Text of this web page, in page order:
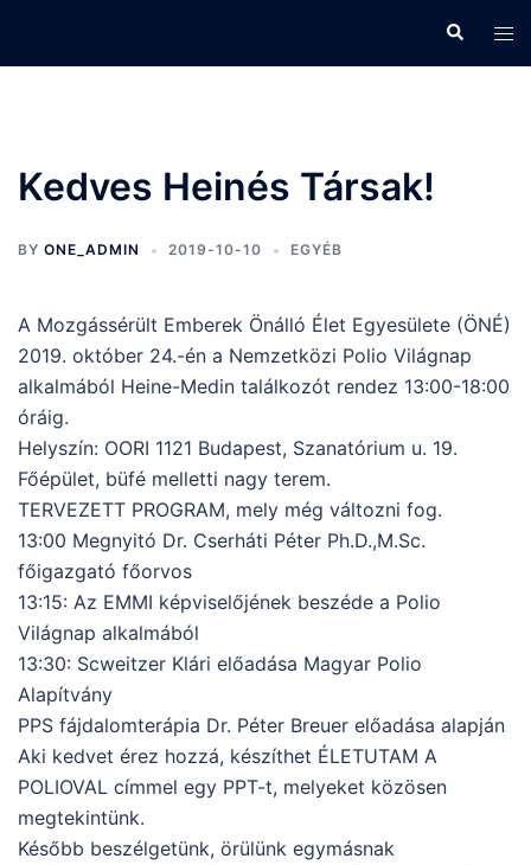
Search
Kedves Heinés Társak!
BY ONE_ADMIN 2019-10-10 EGYÉB
A Mozgássérült Emberek Önálló Élet Egyesülete (ÖNÉ)
2019. október 24.-én a Nemzetközi Polio Világnap
alkalmából Heine-Medin találkozót rendez 13:00-18:00
óráig.
Helyszín: OORI 1121 Budapest, Szanatórium u. 19.
Főépület, büfé melletti nagy terem.
TERVEZETT PROGRAM, mely még változni fog.
13:00 Megnyitó Dr. Cserháti Péter Ph.D.,M.Sc.
főigazgató főorvos
13:15: Az EMMI képviselőjének beszéde a Polio
Világnap alkalmából
13:30: Scweitzer Klári előadása Magyar Polio
Alapítvány
PPS fájdalomterápia Dr. Péter Breuer előadása alapján
Aki kedvet érez hozzá, készíthet ÉLETUTAM A
POLIOVAL címmel egy PPT-t, melyeket közösen
megtekintünk.
Később beszélgetünk, örülünk egymásnak